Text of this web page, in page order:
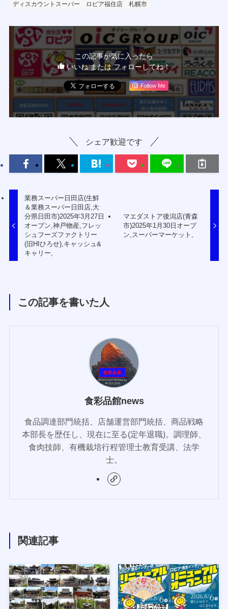
ディスカウントスーパー
ロピア福住店 札幌市
この記事が気に入ったら
いいね または フォローしてね！
Follow Me
シェア歓迎です
業務スーパー日田店(生鮮
＆業務スーパー日田店,大
分県日田市)2025年3月27日
オープン,神戸物産,フレッ
シュフーズファクトリー
(旧HIひろせ),キャッシュ&
キャリー,
マエダストア後潟店(青森
市)2025年1月30日オープ
ン,スーパーマーケット,
この記事を書いた人
食彩品館news
食品調達部門統括、店舗運営部門統括、商品戦略
本部長を歴任し、現在に至る(定年退職)。調理師、
食肉技師、有機栽培行程管理士教育受講、法学
士。
関連記事